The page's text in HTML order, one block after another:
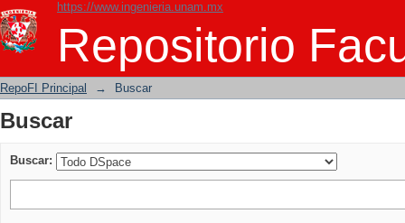
https://www.ingenieria.unam.mx
Repositorio
Buscar
RepoFI Principal → Buscar
Buscar
Buscar: